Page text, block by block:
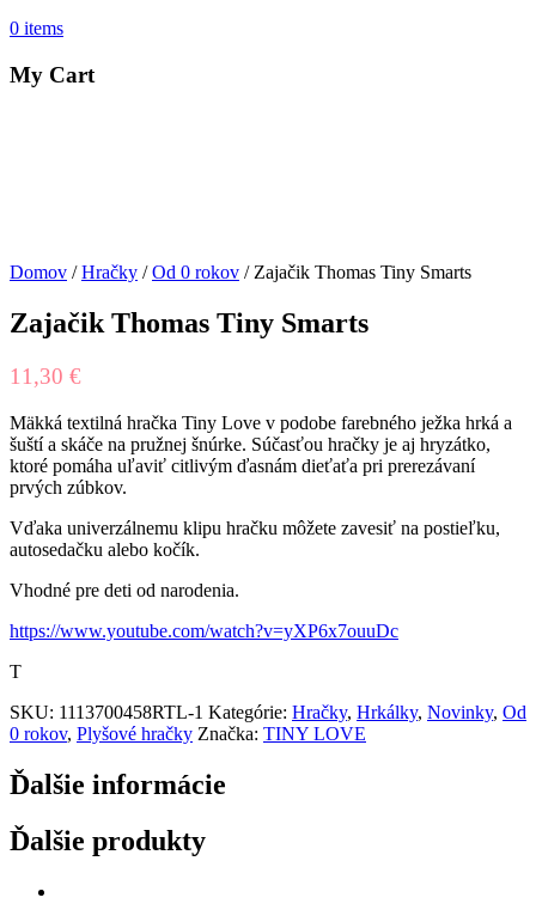
0 items
My Cart
Domov /Hračky /Od 0 rokov / Zajačik Thomas Tiny Smarts
Zajačik Thomas Tiny Smarts
11,30 €
Mäkká textilná hračka Tiny Love v podobe farebného ježka hrká a
šuští a skáče na pružnej šnúrke. Súčasťou hračky je aj hryzátko,
ktoré pomáha uľaviť citlivým ďasnám dieťaťa pri prerezávaní
prvých zúbkov.
Vďaka univerzálnemu klipu hračku môžete zavesiť na postieľku,
autosedačku alebo kočík.
Vhodné pre deti od narodenia.
https://www.youtube.com/watch?v=yXP6x7ouuDc
T
SKU: 1113700458RTL-1 Kategórie: Hračky, Hrkálky, Novinky, Od
0 rokov, Plyšové hračky Značka: TINY LOVE
Ďalšie informácie
Ďalšie produkty